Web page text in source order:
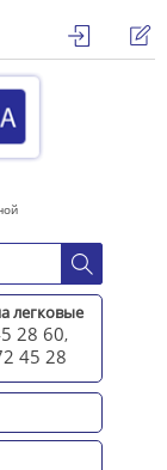
легковые
28 60,
45 28